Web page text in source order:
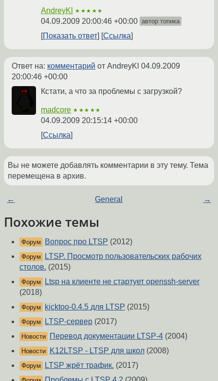
AndreyKl ★★★★★
04.09.2009 20:00:46 +00:00 автор топика
Показать ответ Ссылка
Ответ на: комментарий от AndreyKl 04.09.2009
20:00:46 +00:00
Кстати, а что за проблемы с загрузкой?
madcore ★★★★★
04.09.2009 20:15:14 +00:00
Ссылка
Вы не можете добавлять комментарии в эту тему. Тема
перемещена в архив.
← General →
Похожие темы
Форум Вопрос про LTSP (2012)
Форум
LTSP. Просмотр пользовательских рабочих
столов. (2015)
Форум
Ltsp на клиенте не стартует openssh-server
(2018)
Форум kicktoo-0.4.5 для LTSP (2015)
Форум LTSP-сервер (2017)
Новости Перевод документации LTSP-4 (2004)
Новости K12LTSP - LTSP для школ (2008)
Форум LTSP жрёт трафик. (2017)